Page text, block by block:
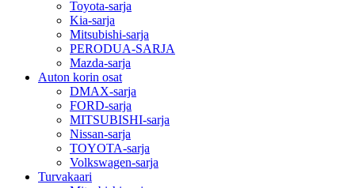
Toyota-sarja
Kia-sarja
Mitsubishi-sarja
PERODUA-SARJA
Mazda-sarja
Auton korin osat
DMAX-sarja
FORD-sarja
MITSUBISHI-sarja
Nissan-sarja
TOYOTA-sarja
Volkswagen-sarja
Turvakaari